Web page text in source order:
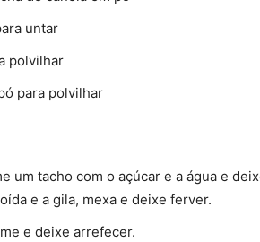
untar
polvilhar
para polvilhar
um tacho com o açúcar e a água e
e a gila, mexa e deixe ferver.
e deixe arrefecer.